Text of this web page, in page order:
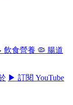
飲食營養 🦠 腸道
▶ 訂閱 YouTube